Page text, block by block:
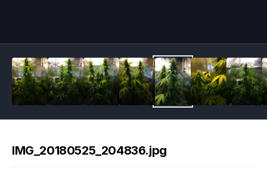
IMG_20180525_204836.jpg